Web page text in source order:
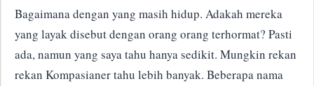
Bagaimana dengan yang masih hidup. Adakah mereka
yang layak disebut dengan orang orang terhormat? Pasti
ada, namun yang saya tahu hanya sedikit. Mungkin rekan
rekan Kompasianer tahu lebih banyak. Beberapa nama